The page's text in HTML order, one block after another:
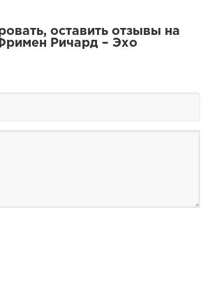
оставить отзывы на
Ричард – Эхо